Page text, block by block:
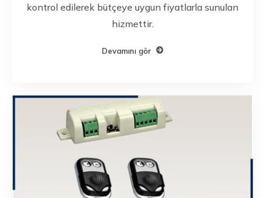
kontrol edilerek bütçeye uygun fiyatlarla sunulan
hizmettir.
Devamını gör